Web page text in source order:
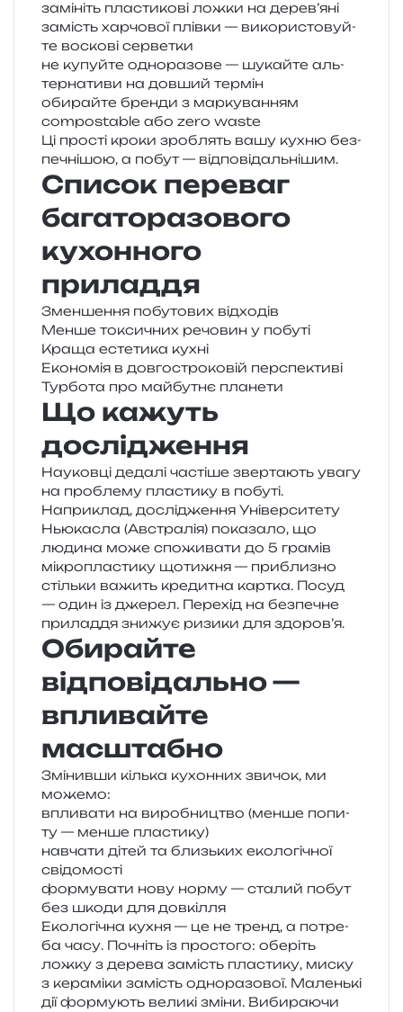
замі­ніть пла­сти­ко­ві ложки на дерев’яні
замість хар­чо­вої плів­ки — вико­ри­сто­вуй­
те вос­ко­ві серветки
не купуй­те одно­ра­зо­ве — шукай­те аль­
тер­на­ти­ви на дов­ший термін
оби­рай­те брен­ди з мар­ку­ва­н­ням
compostable або zero waste
Ці про­сті кроки зро­блять вашу кухню без­
пе­чні­шою, а побут — відповідальнішим.
Список переваг
багаторазового
кухонного
приладдя
Зменшення побу­то­вих відходів
Менше токси­чних речо­вин у побуті
Краща есте­ти­ка кухні
Економія в дов­го­стро­ко­вій перспективі
Турбота про май­бу­тнє планети
Що кажуть
дослідження
Науковці деда­лі часті­ше звер­та­ють увагу
на про­бле­му пла­сти­ку в побу­ті.
Наприклад, дослі­дже­н­ня Університету
Ньюкасла (Австралія) пока­за­ло, що
люди­на може спо­жи­ва­ти до 5 гра­мів
мікро­пла­сти­ку щоти­жня — при­бли­зно
стіль­ки важить кре­ди­тна кар­тка. Посуд
— один із дже­рел. Перехід на без­пе­чне
при­ла­д­дя зни­жує ризи­ки для здоров’я.
Обирайте
відповідально —
впливайте
масштабно
Змінивши кіль­ка кухон­них зви­чок, ми
можемо:
впли­ва­ти на виро­бни­цтво (менше попи­
ту — менше пластику)
навча­ти дітей та близь­ких еко­ло­гі­чної
свідомості
фор­му­ва­ти нову норму — ста­лий побут
без шкоди для довкілля
Екологічна кухня — це не тренд, а потре­
ба часу. Почніть із про­сто­го: обе­ріть
ложку з дере­ва замість пла­сти­ку, миску
з кера­мі­ки замість одно­ра­зо­вої. Маленькі
дії фор­му­ють вели­кі зміни. Вибираючи